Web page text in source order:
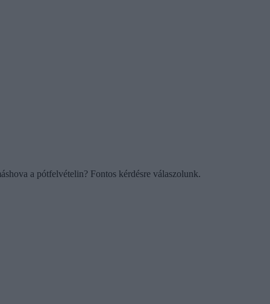
a pótfelvételin? Fontos kérdésre válaszolunk.